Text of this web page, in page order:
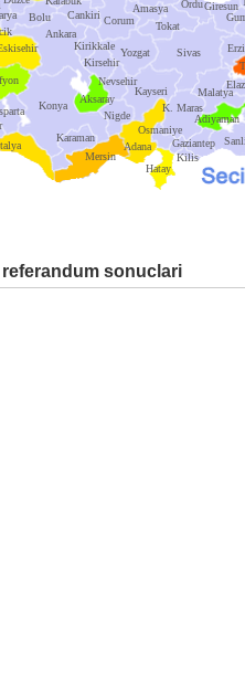
Ankara
Bolu
Konya
Mersin
Kirsehir
Cankiri Corum
Yozgat
Nevsehir
Nigde
Adana
Hatay
K. Maras
Kayseri
Sivas
Tokat
Amasya
OrduGiresun
Malatya
Gaziantep
Adiyaman
Kirikkale
Karaman
Aksaray
Kilis
Osmaniye
sonuclari